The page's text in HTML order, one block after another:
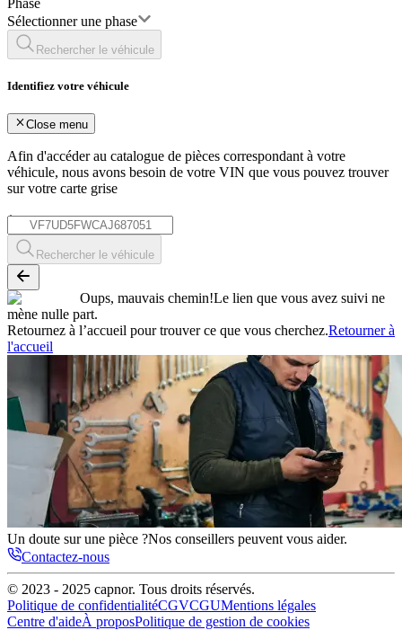
Sélectionner une phase
Rechercher le véhicule
Identifiez votre véhicule
Close menu
Afin d'accéder au catalogue de pièces correspondant à votre
véhicule, nous avons besoin de votre VIN que vous pouvez trouver
sur votre carte grise
*
Rechercher le véhicule
Oups, mauvais chemin!Le lien que vous avez suivi ne
mène nulle part.
Retournez à l’accueil pour trouver ce que vous cherchez.Retourner à
l'accueil
Un doute sur une pièce ?Nos conseillers peuvent vous aider.
Contactez-nous
© 2023 - 2025 capnor. Tous droits réservés.
Politique de confidentialitéCGVCGUMentions légales
Centre d'aideÀ proposPolitique de gestion de cookies